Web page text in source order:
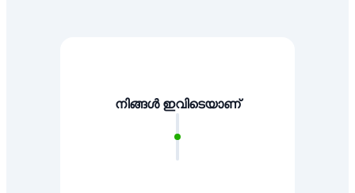
നിങ്ങൾ ഇവിടെയാണ്